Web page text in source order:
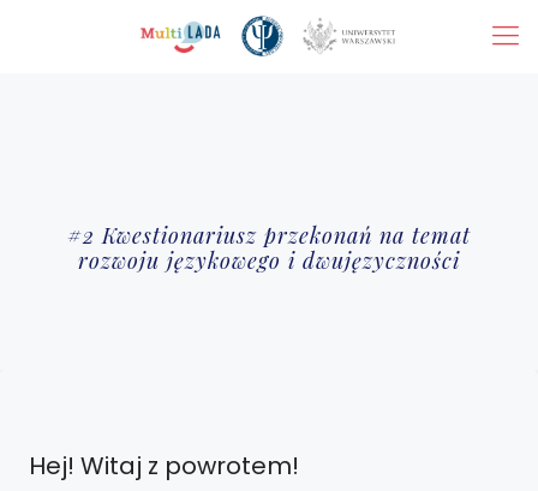
#2 Kwestionariusz przekonań na temat
rozwoju językowego i dwujęzyczności
Hej! Witaj z powrotem!